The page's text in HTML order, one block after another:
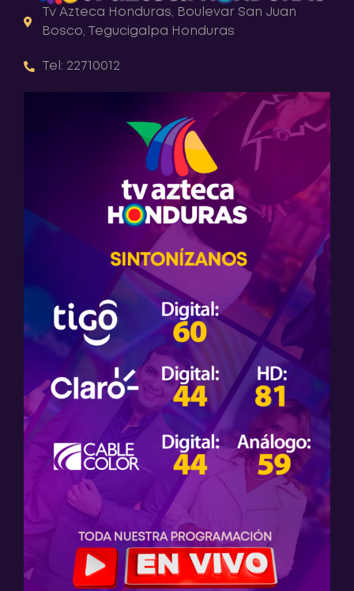
Tv Azteca Honduras, Boulevar San Juan
Bosco, Tegucigalpa Honduras
Tel: 22710012